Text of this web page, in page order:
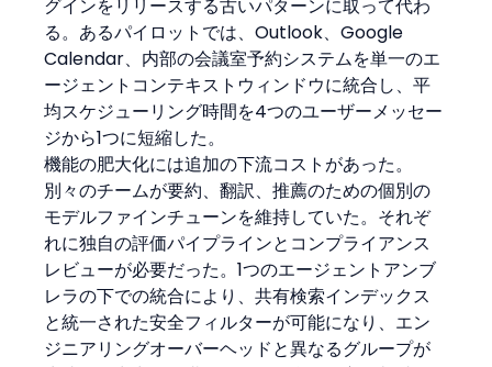
グインをリリースする古いパターンに取って代わ
る。あるパイロットでは、Outlook、Google
Calendar、内部の会議室予約システムを単一のエ
ージェントコンテキストウィンドウに統合し、平
均スケジューリング時間を4つのユーザーメッセー
ジから1つに短縮した。
機能の肥大化には追加の下流コストがあった。
別々のチームが要約、翻訳、推薦のための個別の
モデルファインチューンを維持していた。それぞ
れに独自の評価パイプラインとコンプライアンス
レビューが必要だった。1つのエージェントアンブ
レラの下での統合により、共有検索インデックス
と統一された安全フィルターが可能になり、エン
ジニアリングオーバーヘッドと異なるグループが